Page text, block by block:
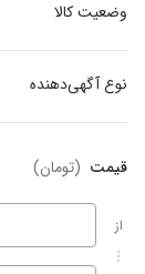
وضعیت کالا
نوع آگهی‌دهنده
قیمت (تومان)
از